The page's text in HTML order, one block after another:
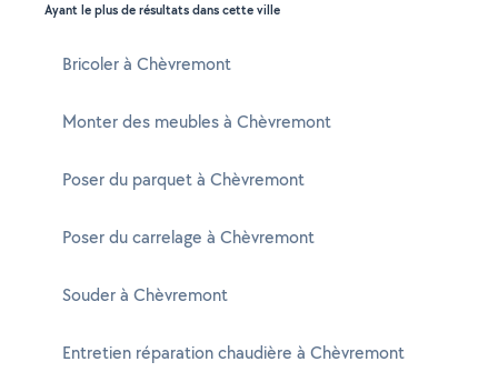
Ayant le plus de résultats dans cette ville
Bricoler à Chèvremont
Monter des meubles à Chèvremont
Poser du parquet à Chèvremont
Poser du carrelage à Chèvremont
Souder à Chèvremont
Entretien réparation chaudière à Chèvremont